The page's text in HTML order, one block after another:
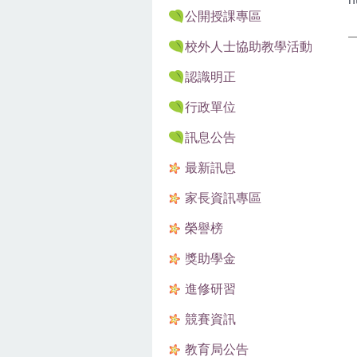
公開授課專區
校外人士協助教學活動
認識明正
行政單位
訊息公告
最新訊息
家長資訊專區
榮譽榜
獎助學金
進修研習
競賽資訊
教育局公告